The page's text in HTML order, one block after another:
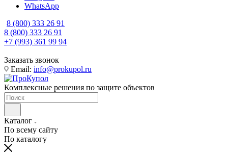
WhatsApp
8 (800) 333 26 91
8 (800) 333 26 91
+7 (993) 361 99 94
Заказать звонок
Email: info@prokupol.ru
Комплексные решения по защите объектов
Каталог
По всему сайту
По каталогу